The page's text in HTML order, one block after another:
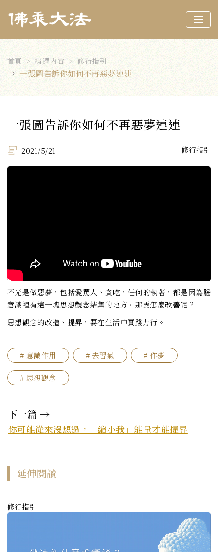
首頁 精選內容 修行指引
一張圖告訴你如何不再惡夢連連
一張圖告訴你如何不再惡夢連連
2021/5/21 修行指引
不光是做惡夢，包括愛罵人、貪吃，任何的執著，都是因為腦
意識裡有這一塊思想觀念結集的地方，那要怎麼改善呢？
思想觀念的改造、提昇，要在生活中實踐力行。
# 意識作用 # 去習氣 # 作夢
# 思想觀念
下一篇 →
你可能從來沒想過，「縮小我」能量才能提昇
延伸閱讀
修行指引